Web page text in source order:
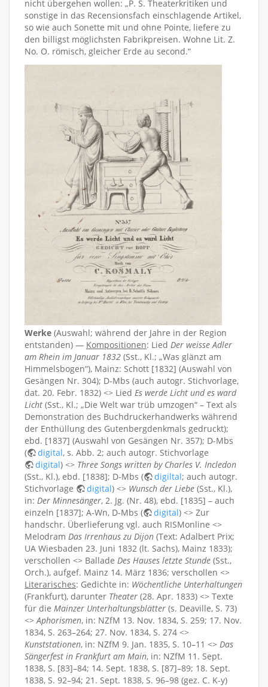
nicht übergehen wollen: „P. S. Theaterkritiken und
sonstige in das Recensionsfach einschlagende Artikel,
so wie auch Sonette mit und ohne Pointe, liefere zu
den billigst möglichsten Fabrikpreisen. Wohne Lit. Z.
No. O. römisch, gleicher Erde au second.“
Werke (Auswahl; während der Jahre in der Region
entstanden) — Kompositionen: Lied Der weisse Adler
am Rhein im Januar 1832 (Sst., Kl.; „Was glänzt am
Himmelsbogen“), Mainz: Schott [1832] (Auswahl von
Gesängen Nr. 304); D-Mbs (auch autogr. Stichvorlage,
dat. 20. Febr. 1832) <> Lied Es werde Licht und es ward
Licht (Sst., Kl.; „Die Welt war trüb umzogen“ – Text als
Demonstration des Buchdruckerhandwerks während
der Enthüllung des Gutenbergdenkmals gedruckt);
ebd. [1837] (Auswahl von Gesängen Nr. 357); D-Mbs
(
digital, s. Abb. 2; auch autogr. Stichvorlage
digital) <> Three Songs written by Charles V. Incledon
(Sst., Kl.), ebd. [1838]; D-Mbs (
digiltal; auch autogr.
Stichvorlage
digital) <> Wunsch der Liebe (Sst., Kl.),
in: Der Minnesänger, 2. Jg. (Nr. 48), ebd. [1835] – auch
einzeln [1837]; A-Wn, D-Mbs (
digital) <> Zur
handschr. Überlieferung vgl. auch RISMonline <>
Melodram Das Irrenhaus zu Dijon (Text: Adalbert Prix;
UA Wiesbaden 23. Juni 1832 (lt. Sachs), Mainz 1833);
verschollen <> Ballade Des Hauses letzte Stunde (Sst.,
Orch.), aufgef. Mainz 14. März 1836; verschollen <>
Literarisches: Gedichte in: Wöchentliche Unterhaltungen
(Frankfurt), darunter Theater (28. Apr. 1833) <> Texte
für die Mainzer Unterhaltungsblätter (s. Deaville, S. 73)
<>Aphorismen, in: NZfM 13. Nov. 1834, S. 259; 17. Nov.
1834, S. 263–264; 27. Nov. 1834, S. 274 <>
Kunststationen, in: NZfM 9. Jan. 1835, S. 10–11 <> Das
Sängerfest in Frankfurt am Main, in: NZfM 11. Sept.
1838, S. [83]–84; 14. Sept. 1838, S. [87]–89; 18. Sept.
1838, S. 92–94; 21. Sept. 1838, S. 96–98 (gez. C. K-y)